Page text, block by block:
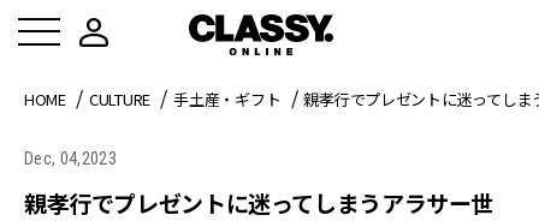
HOME CULTURE 手土産・ギフト 親孝行でプレゼントに迷ってし
Dec, 04,2023
親孝行でプレゼントに迷ってしまうアラサー世